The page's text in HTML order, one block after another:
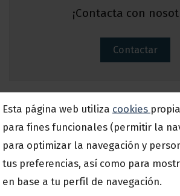
¡Contacta con
Contactar
Suscríbete a nuestra
Esta página web utiliza cookies
para fines funcionales (permitir la
para optimizar la navegación y
tus preferencias, así como para
en base a tu perfil de navegación.